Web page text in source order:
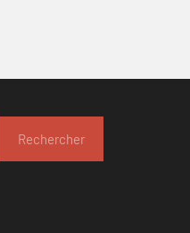
Rechercher